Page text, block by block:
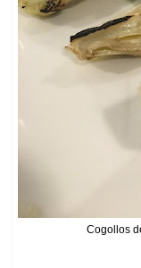
Cogollos